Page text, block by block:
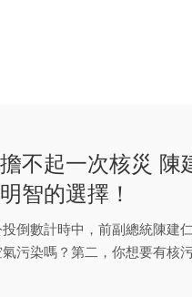
不起一次核災 陳
智的選擇！
倒數計時中，前副總統陳建
污染嗎？第二，你想要有核